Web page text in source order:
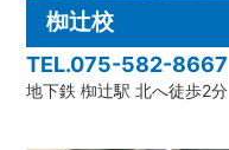
椥辻校
TEL.075-582-8667
地下鉄 椥辻駅 北へ徒歩2分